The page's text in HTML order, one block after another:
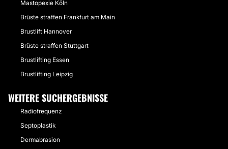
Mastopexie Köln
Brüste straffen Frankfurt am Main
Brustlift Hannover
Brüste straffen Stuttgart
Brustlifting Essen
Brustlifting Leipzig
WEITERE SUCHERGEBNISSE
Radiofrequenz
Septoplastik
Dermabrasion